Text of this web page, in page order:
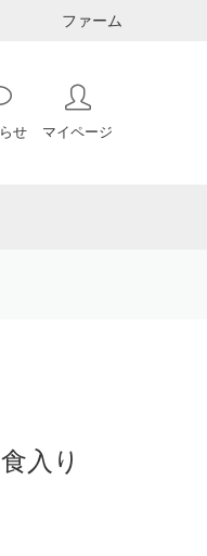
ファーム
せ マイページ
入り